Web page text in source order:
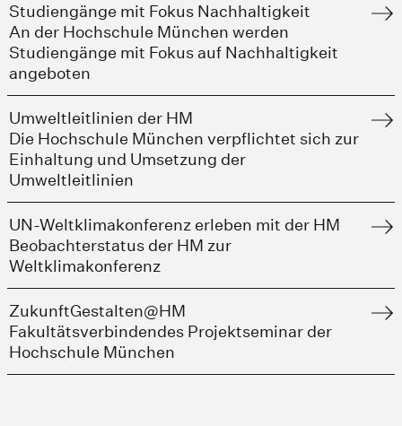
Studiengänge mit Fokus Nachhaltigkeit
An der Hochschule München werden
Studiengänge mit Fokus auf Nachhaltigkeit
angeboten
Umweltleitlinien der HM
Die Hochschule München verpflichtet sich zur
Einhaltung und Umsetzung der
Umweltleitlinien
UN-Weltklimakonferenz erleben mit der HM
Beobachterstatus der HM zur
Weltklimakonferenz
ZukunftGestalten@HM
Fakultätsverbindendes Projektseminar der
Hochschule München